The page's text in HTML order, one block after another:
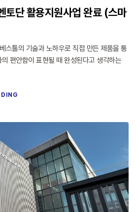
단 활용지원사업 완료 (스마
스툴의 기술과 노하우로 직접 만든 제품을 통
편안함이 표현될 때 완성된다고 생각하는